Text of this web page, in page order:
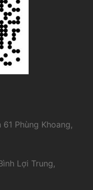
Phùng Khoang,
Lợi Trung,